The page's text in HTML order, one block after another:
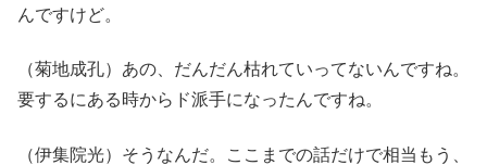
んですけど。
（菊地成孔）あの、だんだん枯れていってないんですね。
要するにある時からド派手になったんですね。
（伊集院光）そうなんだ。ここまでの話だけで相当もう、